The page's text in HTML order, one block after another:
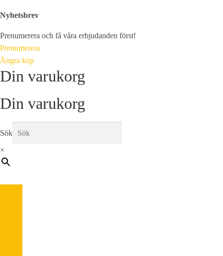
Nyhetsbrev
Prenumerera och få våra erbjudanden först!
Prenumerera
Ångra köp
Din varukorg
Din varukorg
Sök
×